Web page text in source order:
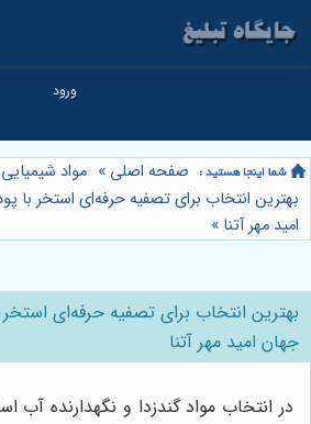
صفحه اصلی » مواد شیمیایی
بهترین انتخاب برای تصفیه حرفه‌ای استخر با
امید مهر آتنا »
بهترین انتخاب برای تصفیه حرفه‌ای استخر
جهان امید مهر آتنا
در انتخاب مواد گندزدا و نگهدارنده آب